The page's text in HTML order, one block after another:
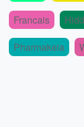
Francais
Pharmakeia